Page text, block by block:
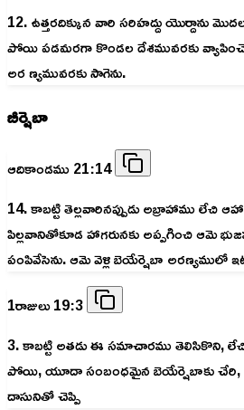
12. ఉత్తరదిక్కున వారి సరిహద్దు యొర్దాను
పోయి పడమరగా కొండల దేశమువరకు
అర ణ్యమువరకు సాగెను.
బీర్షెబా
ఆదికాండము 21:14
14. కాబట్టి తెల్లవారినప్పుడు అబ్రాహాము లేచి
పిల్లవానితోకూడ హాగరునకు అప్పగించి ఆమె
పంపివేసెను. ఆమె వెళ్లి బెయేర్షెబా అరణ్యములో
1రాజులు 19:3
3. కాబట్టి అతడు ఈ సమాచారము తెలిసికొని,
పోయి, యూదా సంబంధమైన బెయేర్షెబాకు చేరి,
దాసునితో చెప్పి